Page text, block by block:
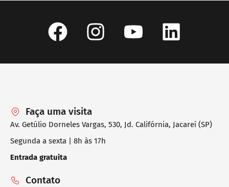
Faça uma visita
Av. Getúlio Dorneles Vargas, 530, Jd. Califórnia, Jacareí (SP)
Segunda a sexta | 8h às 17h
Entrada gratuita
Contato